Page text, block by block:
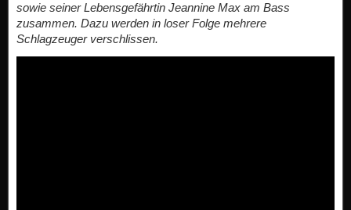
sowie seiner Lebensgefährtin Jeannine Max am Bass
zusammen. Dazu werden in loser Folge mehrere
Schlagzeuger verschlissen.